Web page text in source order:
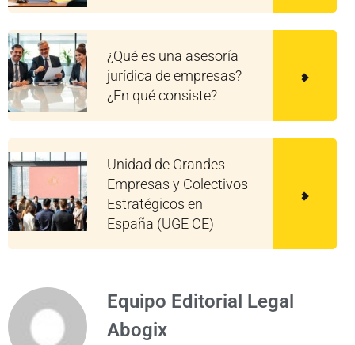
¿Qué es una asesoría
jurídica de empresas?
¿En qué consiste?
Unidad de Grandes
Empresas y Colectivos
Estratégicos en
España (UGE CE)
Equipo Editorial Legal
Abogix